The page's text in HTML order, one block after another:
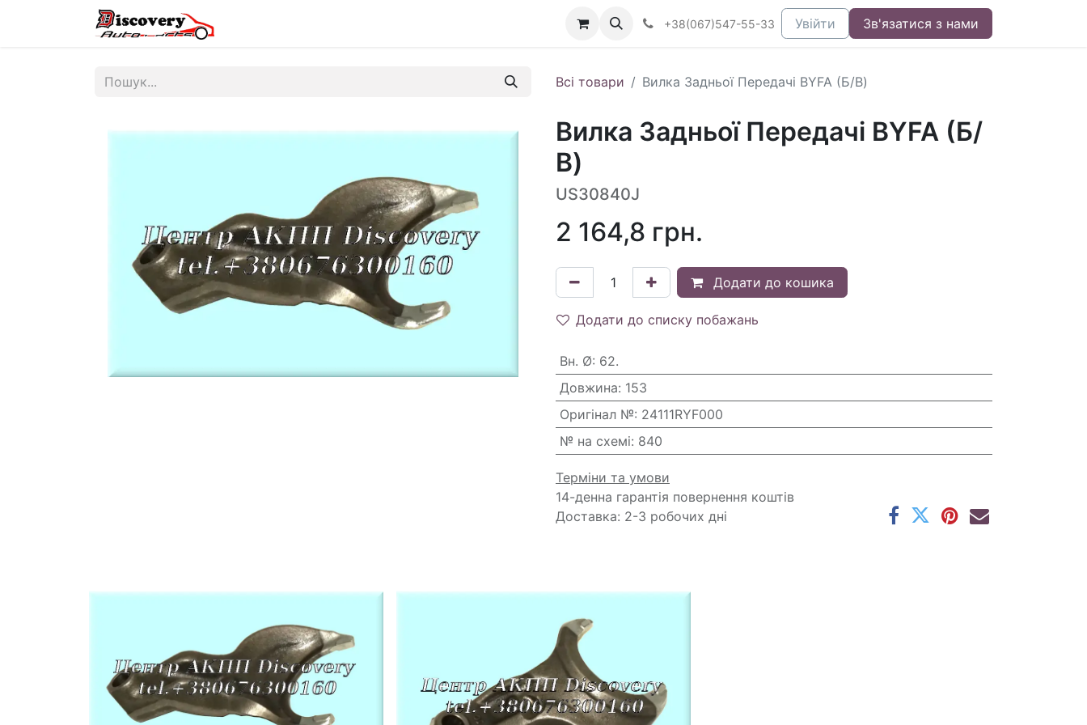
+38(067)547-55-33 Увійти Зв'язатися з нами
Всі товари Вилка Задньої Передачі BYFA (Б/В)
Вилка Задньої Передачі BYFA (Б/
В)
US30840J
2 164,8 грн.
Додати до кошика
Додати до списку побажань
Вн. Ø: 62.
Довжина: 153
Оригінал №: 24111RYF000
№ на схемі: 840
Терміни та умови
14-денна гарантія повернення коштів
Доставка: 2-3 робочих дні